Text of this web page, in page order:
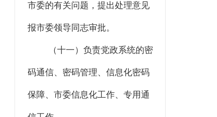
市委的有关问题，提出处理意见
报市委领导同志审批。
（十一）负责党政系统的密
码通信、密码管理、信息化密码
保障、市委信息化工作、专用通